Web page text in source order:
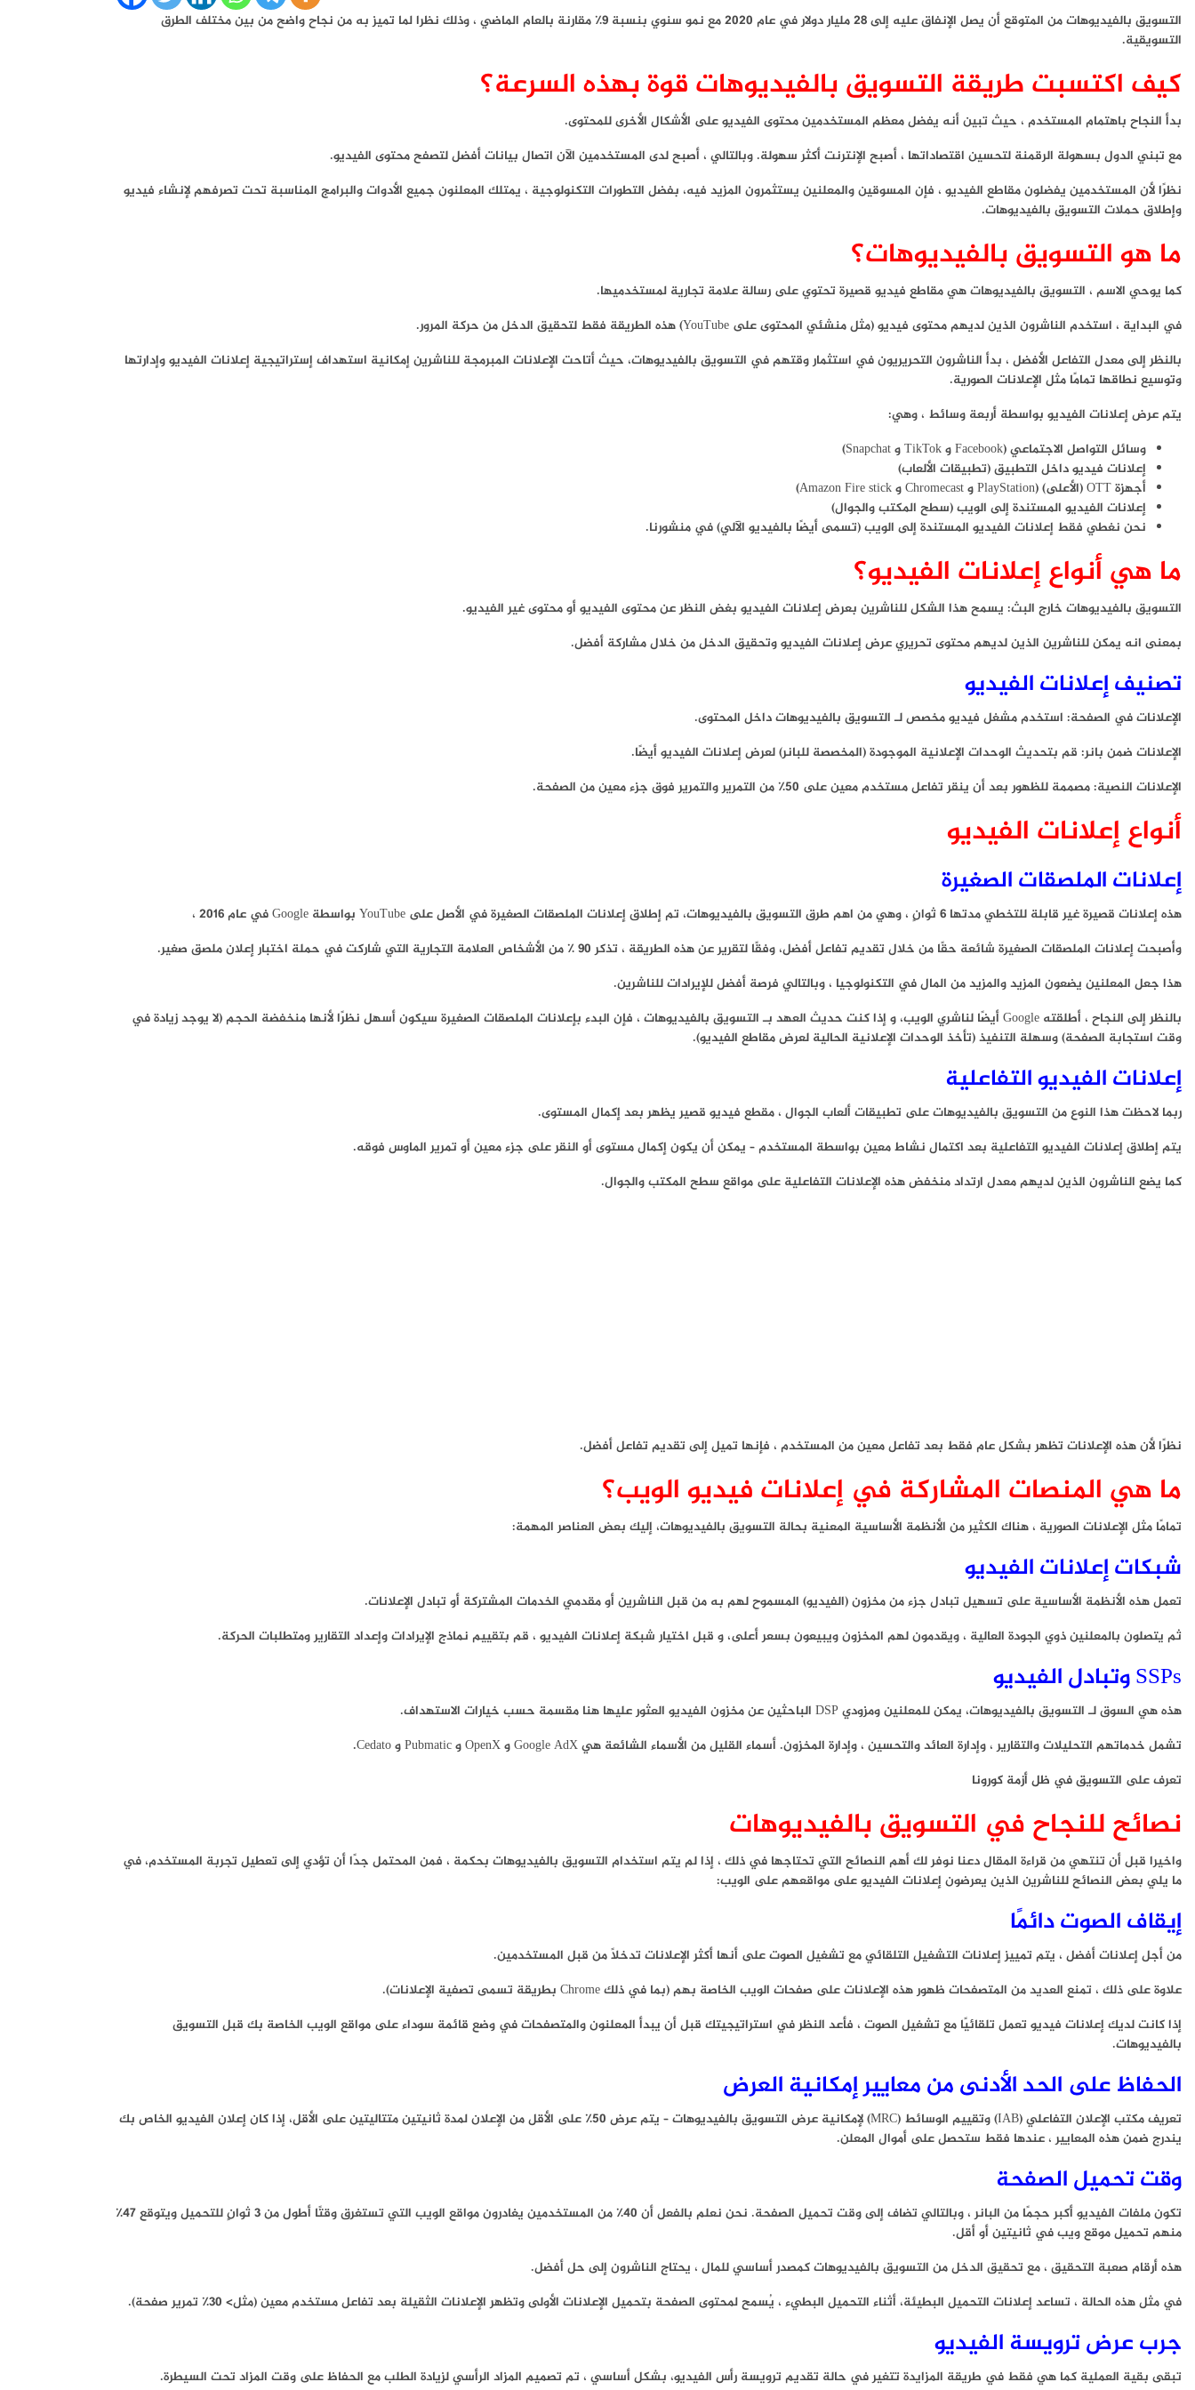
التسويق بالفيديوهات من المتوقع أن يصل الإنفاق عليه إلى 28 مليار دولار في عام 2020 مع نمو سنوي بنسبة 9٪ مقارنة بالعام الماضي ، وذلك نظرا لما تميز به من نجاح واضح من بين مختلف الطرق
التسويقية.
كيف اكتسبت طريقة التسويق بالفيديوهات قوة بهذه السرعة؟
بدأ النجاح باهتمام المستخدم ، حيث تبين أنه يفضل معظم المستخدمين محتوى الفيديو على الأشكال الأخرى للمحتوى.
مع تبني الدول بسهولة الرقمنة لتحسين اقتصاداتها ، أصبح الإنترنت أكثر سهولة. وبالتالي ، أصبح لدى المستخدمين الآن اتصال بيانات أفضل لتصفح محتوى الفيديو.
نظرًا لأن المستخدمين يفضلون مقاطع الفيديو ، فإن المسوقين والمعلنين يستثمرون المزيد فيه، بفضل التطورات التكنولوجية ، يمتلك المعلنون جميع الأدوات والبرامج المناسبة تحت تصرفهم لإنشاء فيديو
وإطلاق حملات التسويق بالفيديوهات.
ما هو التسويق بالفيديوهات؟
كما يوحي الاسم ، التسويق بالفيديوهات هي مقاطع فيديو قصيرة تحتوي على رسالة علامة تجارية لمستخدميها.
في البداية ، استخدم الناشرون الذين لديهم محتوى فيديو (مثل منشئي المحتوى على YouTube) هذه الطريقة فقط لتحقيق الدخل من حركة المرور.
بالنظر إلى معدل التفاعل الأفضل ، بدأ الناشرون التحريريون في استثمار وقتهم في التسويق بالفيديوهات، حيث أتاحت الإعلانات المبرمجة للناشرين إمكانية استهداف إستراتيجية إعلانات الفيديو وإدارتها
وتوسيع نطاقها تمامًا مثل الإعلانات الصورية.
يتم عرض إعلانات الفيديو بواسطة أربعة وسائط ، وهي:
وسائل التواصل الاجتماعي (Facebook و TikTok و Snapchat)
إعلانات فيديو داخل التطبيق (تطبيقات الألعاب)
أجهزة OTT (الأعلى) (PlayStation و Chromecast و Amazon Fire stick)
إعلانات الفيديو المستندة إلى الويب (سطح المكتب والجوال)
نحن نغطي فقط إعلانات الفيديو المستندة إلى الويب (تسمى أيضًا بالفيديو الآلي) في منشورنا.
ما هي أنواع إعلانات الفيديو؟
التسويق بالفيديوهات خارج البث: يسمح هذا الشكل للناشرين بعرض إعلانات الفيديو بغض النظر عن محتوى الفيديو أو محتوى غير الفيديو.
بمعنى انه يمكن للناشرين الذين لديهم محتوى تحريري عرض إعلانات الفيديو وتحقيق الدخل من خلال مشاركة أفضل.
تصنيف إعلانات الفيديو
الإعلانات في الصفحة: استخدم مشغل فيديو مخصص لـ التسويق بالفيديوهات داخل المحتوى.
الإعلانات ضمن بانر: قم بتحديث الوحدات الإعلانية الموجودة (المخصصة للبانر) لعرض إعلانات الفيديو أيضًا.
الإعلانات النصية: مصممة للظهور بعد أن ينقر تفاعل مستخدم معين على 50٪ من التمرير والتمرير فوق جزء معين من الصفحة.
أنواع إعلانات الفيديو
إعلانات الملصقات الصغيرة
هذه إعلانات قصيرة غير قابلة للتخطي مدتها 6 ثوانٍ ، وهي من اهم طرق التسويق بالفيديوهات، تم إطلاق إعلانات الملصقات الصغيرة في الأصل على YouTube بواسطة Google في عام 2016 ،
وأصبحت إعلانات الملصقات الصغيرة شائعة حقًا من خلال تقديم تفاعل أفضل، وفقًا لتقرير عن هذه الطريقة ، تذكر 90 ٪ من الأشخاص العلامة التجارية التي شاركت في حملة اختبار إعلان ملصق صغير.
هذا جعل المعلنين يضعون المزيد والمزيد من المال في التكنولوجيا ، وبالتالي فرصة أفضل للإيرادات للناشرين.
بالنظر إلى النجاح ، أطلقته Google أيضًا لناشري الويب، و إذا كنت حديث العهد بـ التسويق بالفيديوهات ، فإن البدء بإعلانات الملصقات الصغيرة سيكون أسهل نظرًا لأنها منخفضة الحجم (لا يوجد زيادة في
وقت استجابة الصفحة) وسهلة التنفيذ (تأخذ الوحدات الإعلانية الحالية لعرض مقاطع الفيديو).
إعلانات الفيديو التفاعلية
ربما لاحظت هذا النوع من التسويق بالفيديوهات على تطبيقات ألعاب الجوال ، مقطع فيديو قصير يظهر بعد إكمال المستوى.
يتم إطلاق إعلانات الفيديو التفاعلية بعد اكتمال نشاط معين بواسطة المستخدم – يمكن أن يكون إكمال مستوى أو النقر على جزء معين أو تمرير الماوس فوقه.
كما يضع الناشرون الذين لديهم معدل ارتداد منخفض هذه الإعلانات التفاعلية على مواقع سطح المكتب والجوال.
نظرًا لأن هذه الإعلانات تظهر بشكل عام فقط بعد تفاعل معين من المستخدم ، فإنها تميل إلى تقديم تفاعل أفضل.
ما هي المنصات المشاركة في إعلانات فيديو الويب؟
تمامًا مثل الإعلانات الصورية ، هناك الكثير من الأنظمة الأساسية المعنية بحالة التسويق بالفيديوهات، إليك بعض العناصر المهمة:
شبكات إعلانات الفيديو
تعمل هذه الأنظمة الأساسية على تسهيل تبادل جزء من مخزون (الفيديو) المسموح لهم به من قبل الناشرين أو مقدمي الخدمات المشتركة أو تبادل الإعلانات.
ثم يتصلون بالمعلنين ذوي الجودة العالية ، ويقدمون لهم المخزون ويبيعون بسعر أعلى، و قبل اختيار شبكة إعلانات الفيديو ، قم بتقييم نماذج الإيرادات وإعداد التقارير ومتطلبات الحركة.
SSPs وتبادل الفيديو
هذه هي السوق لـ التسويق بالفيديوهات، يمكن للمعلنين ومزودي DSP الباحثين عن مخزون الفيديو العثور عليها هنا مقسمة حسب خيارات الاستهداف.
تشمل خدماتهم التحليلات والتقارير ، وإدارة العائد والتحسين ، وإدارة المخزون. أسماء القليل من الأسماء الشائعة هي Google AdX و OpenX و Pubmatic و Cedato.
تعرف على التسويق في ظل أزمة كورونا
نصائح للنجاح في التسويق بالفيديوهات
واخيرا قبل أن تنتهي من قراءة المقال دعنا نوفر لك أهم النصائح التي تحتاجها في ذلك ، إذا لم يتم استخدام التسويق بالفيديوهات بحكمة ، فمن المحتمل جدًا أن تؤدي إلى تعطيل تجربة المستخدم، في
ما يلي بعض النصائح للناشرين الذين يعرضون إعلانات الفيديو على مواقعهم على الويب:
إيقاف الصوت دائمًا
من أجل إعلانات أفضل ، يتم تمييز إعلانات التشغيل التلقائي مع تشغيل الصوت على أنها أكثر الإعلانات تدخلاً من قبل المستخدمين.
علاوة على ذلك ، تمنع العديد من المتصفحات ظهور هذه الإعلانات على صفحات الويب الخاصة بهم (بما في ذلك Chrome بطريقة تسمى تصفية الإعلانات).
إذا كانت لديك إعلانات فيديو تعمل تلقائيًا مع تشغيل الصوت ، فأعد النظر في استراتيجيتك قبل أن يبدأ المعلنون والمتصفحات في وضع قائمة سوداء على مواقع الويب الخاصة بك قبل التسويق
بالفيديوهات.
الحفاظ على الحد الأدنى من معايير إمكانية العرض
تعريف مكتب الإعلان التفاعلي (IAB) وتقييم الوسائط (MRC) لإمكانية عرض التسويق بالفيديوهات – يتم عرض 50٪ على الأقل من الإعلان لمدة ثانيتين متتاليتين على الأقل، إذا كان إعلان الفيديو الخاص بك
يندرج ضمن هذه المعايير ، عندها فقط ستحصل على أموال المعلن.
وقت تحميل الصفحة
تكون ملفات الفيديو أكبر حجمًا من البانر ، وبالتالي تضاف إلى وقت تحميل الصفحة. نحن نعلم بالفعل أن 40٪ من المستخدمين يغادرون مواقع الويب التي تستغرق وقتًا أطول من 3 ثوانٍ للتحميل ويتوقع 47٪
منهم تحميل موقع ويب في ثانيتين أو أقل.
هذه أرقام صعبة التحقيق ، مع تحقيق الدخل من التسويق بالفيديوهات كمصدر أساسي للمال ، يحتاج الناشرون إلى حل أفضل.
في مثل هذه الحالة ، تساعد إعلانات التحميل البطيئة، أثناء التحميل البطيء ، يُسمح لمحتوى الصفحة بتحميل الإعلانات الأولى وتظهر الإعلانات الثقيلة بعد تفاعل مستخدم معين (مثل> 30٪ تمرير صفحة).
جرب عرض ترويسة الفيديو
تبقى بقية العملية كما هي فقط في طريقة المزايدة تتغير في حالة تقديم ترويسة رأس الفيديو، بشكل أساسي ، تم تصميم المزاد الرأسي لزيادة الطلب مع الحفاظ على وقت المزاد تحت السيطرة.